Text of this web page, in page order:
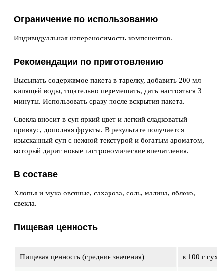
Ограничение по использованию
Индивидуальная непереносимость компонентов.
Рекомендации по приготовлению
Высыпать содержимое пакета в тарелку, добавить 200 мл
кипящей воды, тщательно перемешать, дать настояться 3
минуты. Использовать сразу после вскрытия пакета.
Свекла вносит в суп яркий цвет и легкий сладковатый
привкус, дополняя фрукты. В результате получается
изысканный суп с нежной текстурой и богатым ароматом,
который дарит новые гастрономические впечатления.
В составе
Хлопья и мука овсяные, сахароза, соль, малина, яблоко,
свекла.
Пищевая ценность
Пищевая ценность (средние значения) в 100 г